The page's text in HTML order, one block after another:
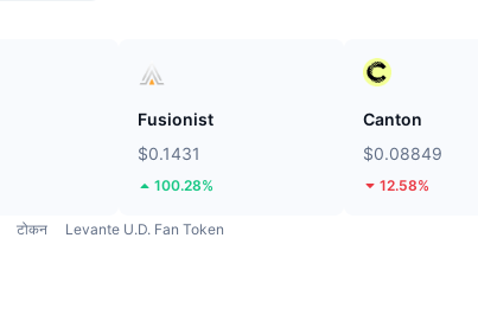
Fusionist
$0.1431
100.28%
Canton
$0.08849
12.58%
टोकन Levante U.D. Fan Token